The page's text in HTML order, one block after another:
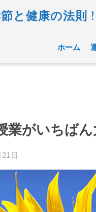
と健康の法則 !
ホーム
がいちばん
日